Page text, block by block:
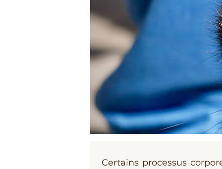
Certains processus